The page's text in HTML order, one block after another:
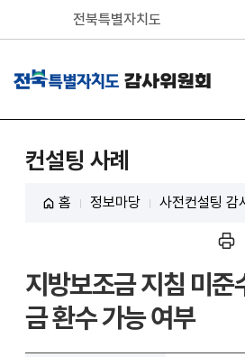
전북특별자치도
컨설팅 사례
홈 정보마당 사전컨설팅 감
지방보조금 지침 미준
금 환수 가능 여부